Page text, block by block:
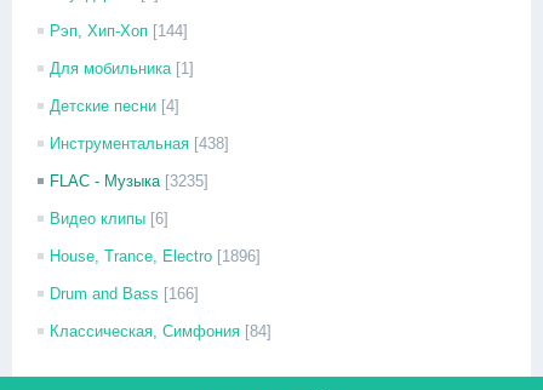
Рэп, Хип-Хоп [144]
Для мобильника [1]
Детские песни [4]
Инструментальная [438]
FLAC - Музыка [3235]
Видео клипы [6]
House, Trance, Electro [1896]
Drum and Bass [166]
Классическая, Симфония [84]